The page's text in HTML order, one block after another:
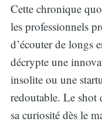
Cette chronique
les professionnels
d’écouter de longs
décrypte une
insolite ou une
redoutable. Le
sa curiosité dès le